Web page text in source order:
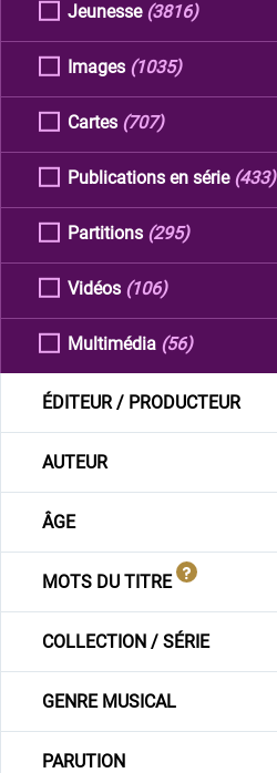
Jeunesse (3816)
Images (1035)
Cartes (707)
Publications en série (433)
Partitions (295)
Vidéos (106)
Multimédia (56)
ÉDITEUR / PRODUCTEUR
AUTEUR
ÂGE
MOTS DU TITRE
COLLECTION / SÉRIE
GENRE MUSICAL
PARUTION